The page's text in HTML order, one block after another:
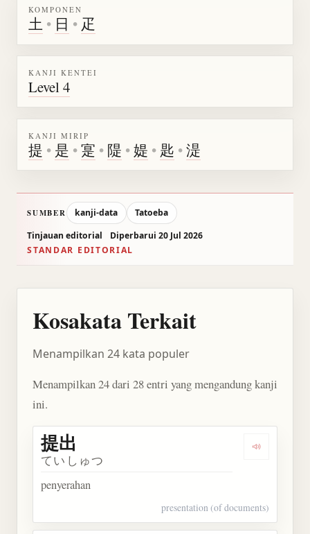
KOMPONEN
土 • 日 • 疋
KANJI KENTEI
Level 4
KANJI MIRIP
提 • 是 •寔 • 隄 •媞 • 匙 •湜
SUMBER kanji-data
Tatoeba
Tinjauan editorial
Diperbarui 20 Jul 2026
STANDAR EDITORIAL
Kosakata Terkait
Menampilkan 24 kata populer
Menampilkan 24 dari 28 entri yang mengandung kanji
ini.
Dengarkan
提出
ていしゅつ
penyerahan
presentation (of documents)